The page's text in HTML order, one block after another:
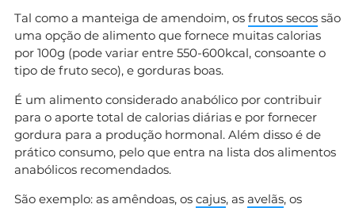
Tal como a manteiga de amendoim, os frutos secos são
uma opção de alimento que fornece muitas calorias
por 100g (pode variar entre 550-600kcal, consoante o
tipo de fruto seco), e gorduras boas.
É um alimento considerado anabólico por contribuir
para o aporte total de calorias diárias e por fornecer
gordura para a produção hormonal. Além disso é de
prático consumo, pelo que entra na lista dos alimentos
anabólicos recomendados.
São exemplo: as amêndoas, os cajus, as avelãs, os